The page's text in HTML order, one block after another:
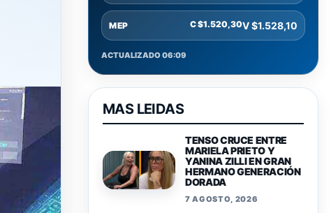
MEP C $1.520,30V $1.528,10
ACTUALIZADO 06:09
MAS LEIDAS
TENSO CRUCE ENTRE
MARIELA PRIETO Y
YANINA ZILLI EN GRAN
HERMANO GENERACIÓN
DORADA
7 AGOSTO, 2026